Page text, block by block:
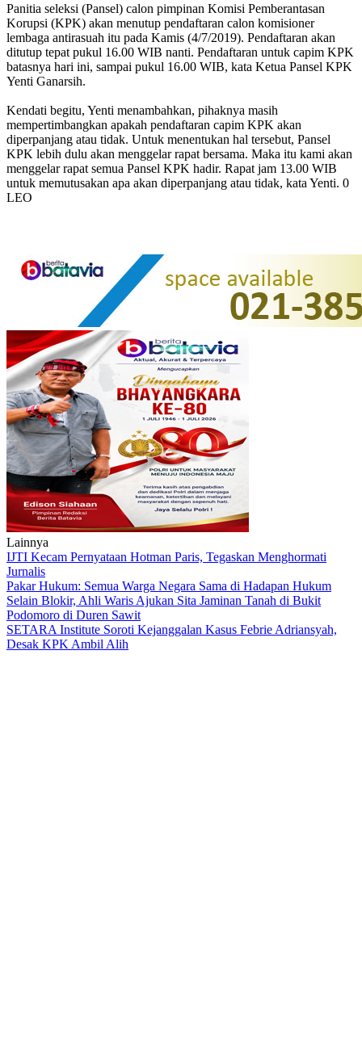
Panitia seleksi (Pansel) calon pimpinan Komisi Pemberantasan
Korupsi (KPK) akan menutup pendaftaran calon komisioner
lembaga antirasuah itu pada Kamis (4/7/2019). Pendaftaran akan
ditutup tepat pukul 16.00 WIB nanti. Pendaftaran untuk capim KPK
batasnya hari ini, sampai pukul 16.00 WIB, kata Ketua Pansel KPK
Yenti Ganarsih.
Kendati begitu, Yenti menambahkan, pihaknya masih
mempertimbangkan apakah pendaftaran capim KPK akan
diperpanjang atau tidak. Untuk menentukan hal tersebut, Pansel
KPK lebih dulu akan menggelar rapat bersama. Maka itu kami akan
menggelar rapat semua Pansel KPK hadir. Rapat jam 13.00 WIB
untuk memutusakan apa akan diperpanjang atau tidak, kata Yenti. 0
LEO
Lainnya
IJTI Kecam Pernyataan Hotman Paris, Tegaskan Menghormati
Jurnalis
Pakar Hukum: Semua Warga Negara Sama di Hadapan Hukum
Selain Blokir, Ahli Waris Ajukan Sita Jaminan Tanah di Bukit
Podomoro di Duren Sawit
SETARA Institute Soroti Kejanggalan Kasus Febrie Adriansyah,
Desak KPK Ambil Alih